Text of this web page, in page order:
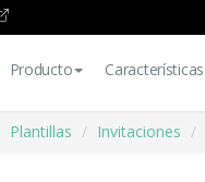
Producto Características
Plantillas Invitaciones